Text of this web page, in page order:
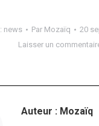
news Par Mozaïq
20
Laisser un
Auteur : Mozaïq